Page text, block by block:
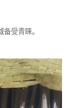
受青睐。